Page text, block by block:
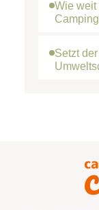
Wie weit
Setzt